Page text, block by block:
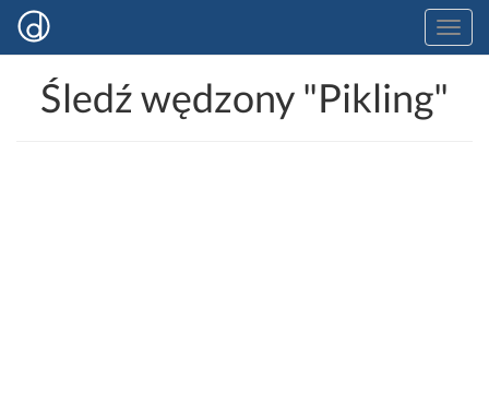
Śledź wędzony "Pikling"